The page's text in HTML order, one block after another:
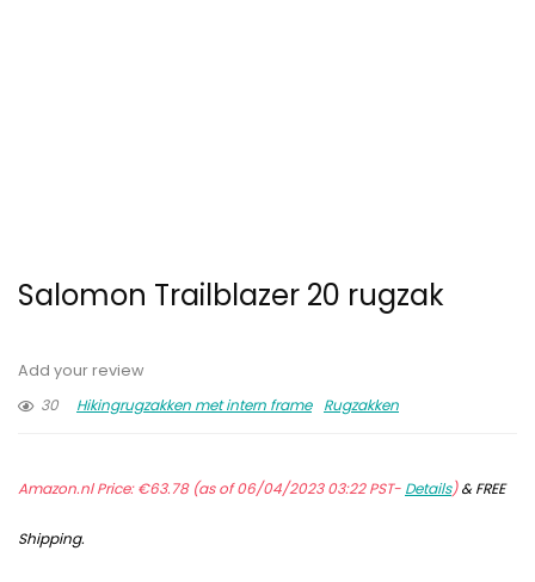
Salomon Trailblazer 20 rugzak
Add your review
30
Hikingrugzakken met intern frame Rugzakken
Amazon.nl Price:€63.78(as of 06/04/2023 03:22 PST- Details)&FREE
Shipping.